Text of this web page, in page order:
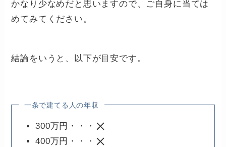
かなり少なめだと思いますので、ご自身に当ては
めてみてください。
結論をいうと、以下が目安です。
一条で建てる人の年収
300万円・・・
400万円・・・